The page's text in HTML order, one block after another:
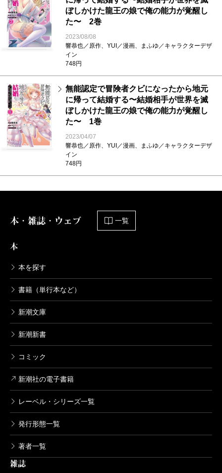
ぼしかけた龍王の娘で俺の能力が覚醒し
た〜 2巻
2023/08/08
響恭也／原作、YUI／漫画、まふゆ／キャラクターデザ
イン
748円
無能認定で冒険者クビになったから地元
に帰って結婚する〜結婚相手が世界を滅
ぼしかけた龍王の娘で俺の能力が覚醒し
た〜 1巻
2023/04/07
響恭也／原作、YUI／漫画、まふゆ／キャラクターデザ
イン
748円
本・雑誌・ウェブ 一覧
本
本を探す
書籍（単行本など）
新潮文庫
新潮新書
コミック
新潮社の電子書籍
レーベル・シリーズ一覧
発行形態一覧
著者一覧
雑誌